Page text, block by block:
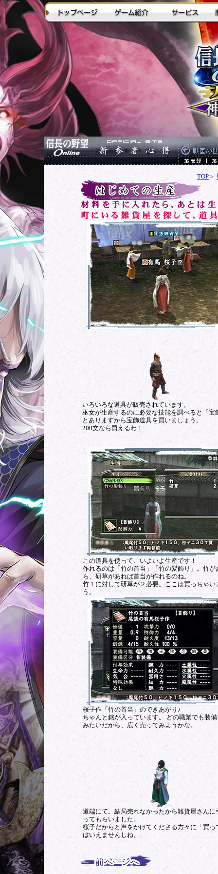
TOP ＞
いろいろな道具が販売されています。
巫女が生産するのに必要な技能を調べると「宝
とありますから宝飾道具を買いましょう。
200文なら買えるわ！
この道具を使って、いよいよ生産です！
作れるのは「竹の首当」「竹の髪飾り」。竹が
ら、研草があれば首当が作れるのね。
竹１に対して研草が２必要。ここは買っちゃい
う。
桜子作「竹の首当」のできあがり♪
ちゃんと銘が入っています。 どの職業でも装
みたいだから、広く売ってみようかな。
道端にて。結局売れなかったから雑貨屋さんに
ってもらいました。
桜子だからと声をかけてくださる方々に「買っ
はいえませんしね。